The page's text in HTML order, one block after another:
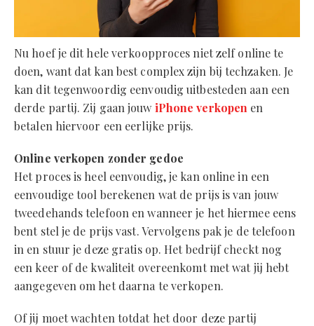
Nu hoef je dit hele verkoopproces niet zelf online te
doen, want dat kan best complex zijn bij techzaken. Je
kan dit tegenwoordig eenvoudig uitbesteden aan een
derde partij. Zij gaan jouw iPhone verkopen en
betalen hiervoor een eerlijke prijs.
Online verkopen zonder gedoe
Het proces is heel eenvoudig, je kan online in een
eenvoudige tool berekenen wat de prijs is van jouw
tweedehands telefoon en wanneer je het hiermee eens
bent stel je de prijs vast. Vervolgens pak je de telefoon
in en stuur je deze gratis op. Het bedrijf checkt nog
een keer of de kwaliteit overeenkomt met wat jij hebt
aangegeven om het daarna te verkopen.
Of jij moet wachten totdat het door deze partij